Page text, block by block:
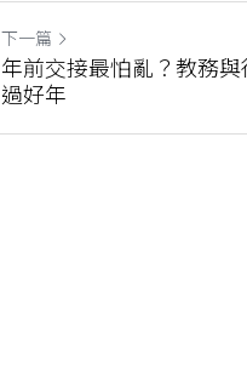
下一篇
年前交接最怕亂？教務
過好年